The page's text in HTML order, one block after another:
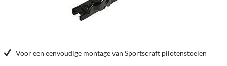
Voor een eenvoudige montage van Sportscraft pilotenstoelen